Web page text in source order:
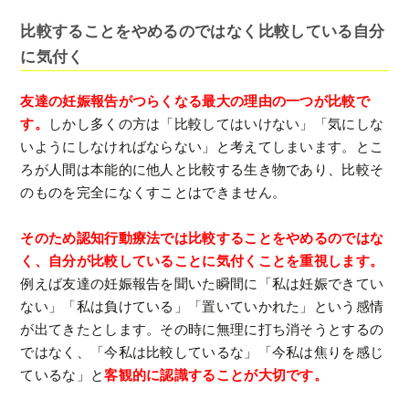
比較することをやめるのではなく比較している自分
に気付く
友達の妊娠報告がつらくなる最大の理由の一つが比較で
す。
しかし多くの方は「比較してはいけない」「気にしな
いようにしなければならない」と考えてしまいます。とこ
ろが人間は本能的に他人と比較する生き物であり、比較そ
のものを完全になくすことはできません。
そのため認知行動療法では比較することをやめるのではな
く、自分が比較していることに気付くことを重視します。
例えば友達の妊娠報告を聞いた瞬間に「私は妊娠できてい
ない」「私は負けている」「置いていかれた」という感情
が出てきたとします。その時に無理に打ち消そうとするの
ではなく、「今私は比較しているな」「今私は焦りを感じ
ているな」と客観的に認識することが大切です。